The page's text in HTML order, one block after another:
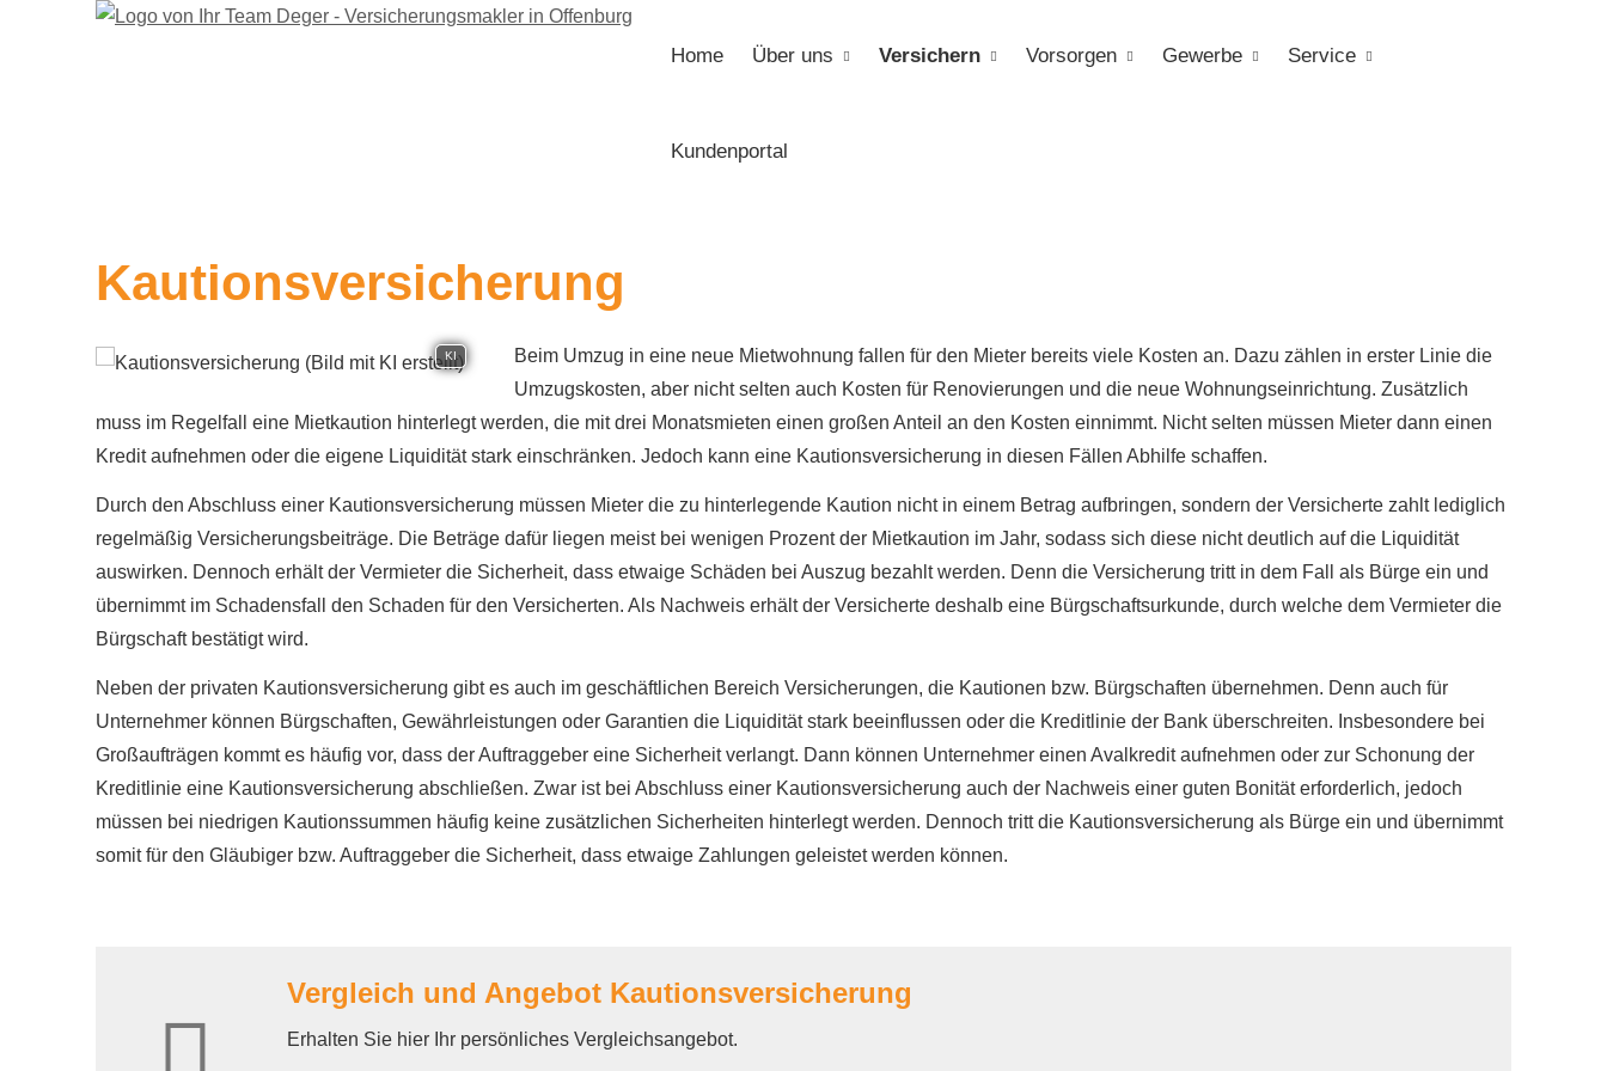
Home Über uns Versichern Vorsorgen Gewerbe Service
Kundenportal
Kautionsversicherung
KI
Beim Umzug in eine neue Mietwohnung fallen für den Mieter bereits viele Kosten an. Dazu zählen in erster Linie die
Umzugskosten, aber nicht selten auch Kosten für Renovierungen und die neue Wohnungseinrichtung. Zusätzlich
muss im Regelfall eine Mietkaution hinterlegt werden, die mit drei Monatsmieten einen großen Anteil an den Kosten einnimmt. Nicht selten müssen Mieter dann einen
Kredit aufnehmen oder die eigene Liquidität stark einschränken. Jedoch kann eine Kautionsversicherung in diesen Fällen Abhilfe schaffen.
Durch den Abschluss einer Kautionsversicherung müssen Mieter die zu hinterlegende Kaution nicht in einem Betrag aufbringen, sondern der Versicherte zahlt lediglich
regelmäßig Versicherungsbeiträge. Die Beträge dafür liegen meist bei wenigen Prozent der Mietkaution im Jahr, sodass sich diese nicht deutlich auf die Liquidität
auswirken. Dennoch erhält der Vermieter die Sicherheit, dass etwaige Schäden bei Auszug bezahlt werden. Denn die Versicherung tritt in dem Fall als Bürge ein und
übernimmt im Schadensfall den Schaden für den Versicherten. Als Nachweis erhält der Versicherte deshalb eine Bürgschaftsurkunde, durch welche dem Vermieter die
Bürgschaft bestätigt wird.
Neben der privaten Kautionsversicherung gibt es auch im geschäftlichen Bereich Versicherungen, die Kautionen bzw. Bürgschaften übernehmen. Denn auch für
Unternehmer können Bürgschaften, Gewährleistungen oder Garantien die Liquidität stark beeinflussen oder die Kreditlinie der Bank überschreiten. Insbesondere bei
Großaufträgen kommt es häufig vor, dass der Auftraggeber eine Sicherheit verlangt. Dann können Unternehmer einen Avalkredit aufnehmen oder zur Schonung der
Kreditlinie eine Kautionsversicherung abschließen. Zwar ist bei Abschluss einer Kautionsversicherung auch der Nachweis einer guten Bonität erforderlich, jedoch
müssen bei niedrigen Kautionssummen häufig keine zusätzlichen Sicherheiten hinterlegt werden. Dennoch tritt die Kautionsversicherung als Bürge ein und übernimmt
somit für den Gläubiger bzw. Auftraggeber die Sicherheit, dass etwaige Zahlungen geleistet werden können.
Vergleich und Angebot Kautionsversicherung
Erhalten Sie hier Ihr persönliches Vergleichsangebot.